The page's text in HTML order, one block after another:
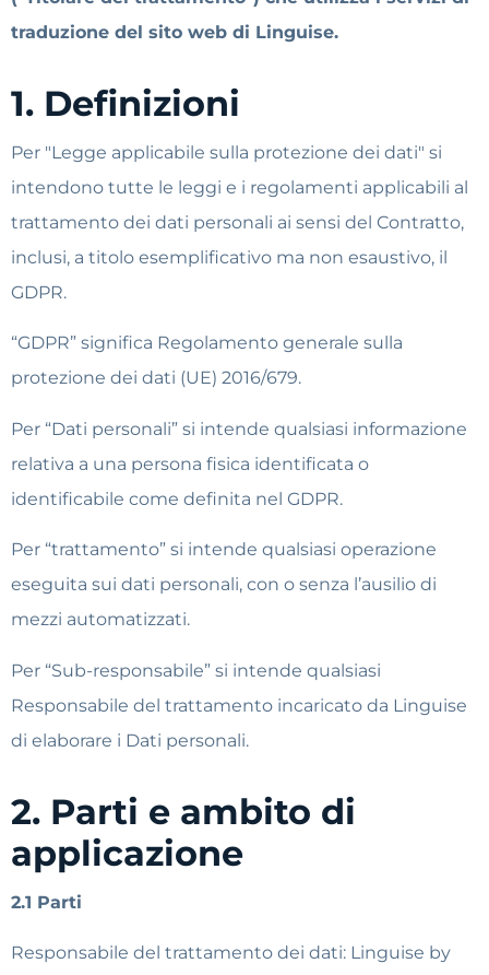
traduzione del sito web di Linguise.
1. Definizioni
Per "Legge applicabile sulla protezione dei dati" si
intendono tutte le leggi e i regolamenti applicabili al
trattamento dei dati personali ai sensi del Contratto,
inclusi, a titolo esemplificativo ma non esaustivo, il
GDPR.
“GDPR” significa Regolamento generale sulla
protezione dei dati (UE) 2016/679.
Per “Dati personali” si intende qualsiasi informazione
relativa a una persona fisica identificata o
identificabile come definita nel GDPR.
Per “trattamento” si intende qualsiasi operazione
eseguita sui dati personali, con o senza l’ausilio di
mezzi automatizzati.
Per “Sub-responsabile” si intende qualsiasi
Responsabile del trattamento incaricato da Linguise
di elaborare i Dati personali.
2. Parti e ambito di
applicazione
2.1 Parti
Responsabile del trattamento dei dati: Linguise by